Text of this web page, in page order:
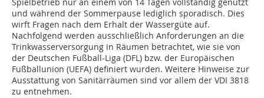
Spielbetrieb nur an einem von 14 Tagen vollständig genutzt
und während der Sommerpause lediglich sporadisch. Dies
wirft Fragen nach dem Erhalt der Wassergüte auf.
Nachfolgend werden ausschließlich Anforderungen an die
Trinkwasserversorgung in Räumen betrachtet, wie sie von
der Deutschen Fußball-Liga (DFL) bzw. der Europäischen
Fußballunion (UEFA) definiert wurden. Weitere Hinweise zur
Ausstattung von Sanitärräumen sind vor allem der VDI 3818
zu entnehmen.